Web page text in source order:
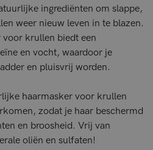
ingrediënten om slappe,
weer nieuw leven in te blazen.
voor krullen biedt een
en vocht, waardoor je
en pluisvrij worden.
haarmasker voor krullen
zodat je haar beschermd
en broosheid. Vrij van
oliën en sulfaten!